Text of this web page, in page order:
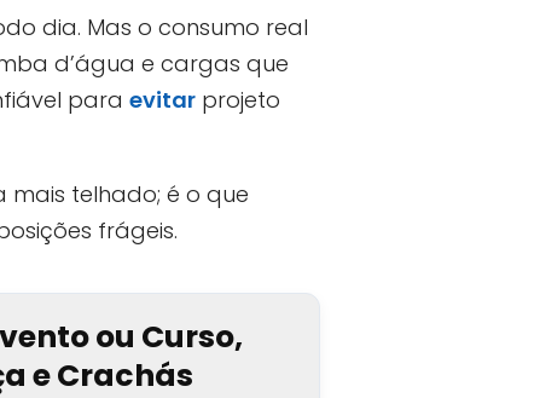
dia. Mas o consumo real
d’água e cargas que
para evitar projeto
telhado; é o que
frágeis.
ou Curso,
e Crachás